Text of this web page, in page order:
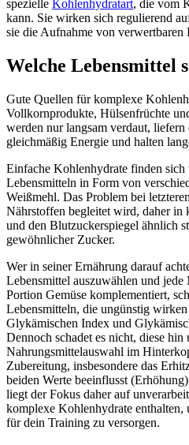
spezielle Kohlenhydratart, die vom
kann. Sie wirken sich regulierend
sie die Aufnahme von verwertbaren
Welche Lebensmittel
Gute Quellen für komplexe
Vollkornprodukte, Hülsenfrüchte
werden nur langsam verdaut, liefern
gleichmäßig Energie und halten
Einfache Kohlenhydrate finden sich
Lebensmitteln in Form von
Weißmehl. Das Problem bei
Nährstoffen begleitet wird, daher in
und den Blutzuckerspiegel ähnlich
gewöhnlicher Zucker.
Wer in seiner Ernährung darauf
Lebensmittel auszuwählen und
Portion Gemüse komplementiert,
Lebensmitteln, die ungünstig
Glykämischen Index und
Dennoch schadet es nicht, diese
Nahrungsmittelauswahl im
Zubereitung, insbesondere das
beiden Werte beeinflusst
liegt der Fokus daher auf
komplexe Kohlenhydrate
für dein Training zu versorgen.